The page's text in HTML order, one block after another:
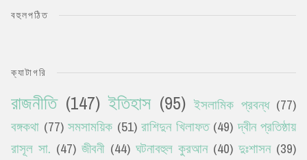
বহুলপঠিত
ক্যাটাগরি
রাজনীতি (147) ইতিহাস (95) ইসলামিক প্রবন্ধ (77)
বঙ্গকথা (77) সমসাময়িক (51) রাশিদুন খিলাফত (49) দ্বীন প্রতিষ্ঠায়
রাসূল সা. (47) জীবনী (44) ঘটনাবহুল কুরআন (40) দুঃশাসন (39)